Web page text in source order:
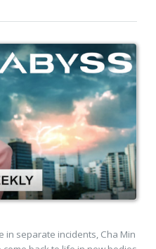
in separate incidents, Cha Min